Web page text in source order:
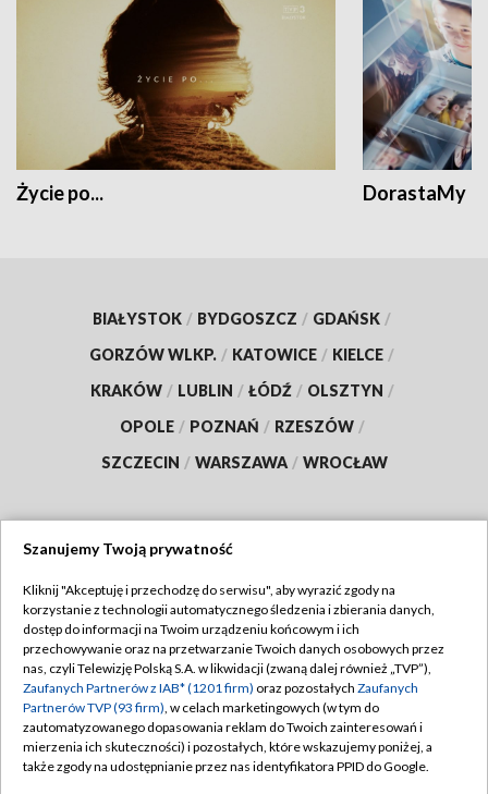
Życie po... DorastaMy
BIAŁYSTOK / BYDGOSZCZ / GDAŃSK /
GORZÓW WLKP. / KATOWICE / KIELCE /
KRAKÓW / LUBLIN / ŁÓDŹ / OLSZTYN /
OPOLE / POZNAŃ / RZESZÓW /
SZCZECIN / WARSZAWA / WROCŁAW
TVP
Abonament TVP
Emisja w TVP
Centrum informacji TVP
Naziemna Telewizja Cyfrowa
Regulamin TVP
Polityka prywatności
Moje zgody
Pomoc
Szanujemy Twoją prywatność
Kliknij "Akceptuję i przechodzę do serwisu", aby wyrazić zgody na
korzystanie z technologii automatycznego śledzenia i zbierania danych,
dostęp do informacji na Twoim urządzeniu końcowym i ich
przechowywanie oraz na przetwarzanie Twoich danych osobowych przez
nas, czyli Telewizję Polską S.A. w likwidacji (zwaną dalej również „TVP”),
Zaufanych Partnerów z IAB* (1201 firm) oraz pozostałych Zaufanych
Partnerów TVP (93 firm), w celach marketingowych (w tym do
zautomatyzowanego dopasowania reklam do Twoich zainteresowań i
mierzenia ich skuteczności) i pozostałych, które wskazujemy poniżej, a
także zgody na udostępnianie przez nas identyfikatora PPID do Google.